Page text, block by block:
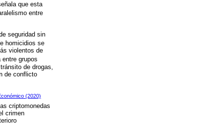
que esta
entre
seguridad sin
homicidios se
violentos de
grupos
de drogas,
de conflicto
(2020)
criptomonedas
crimen